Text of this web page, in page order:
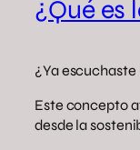
¿Qué es
¿Ya
Este concepto
desde la